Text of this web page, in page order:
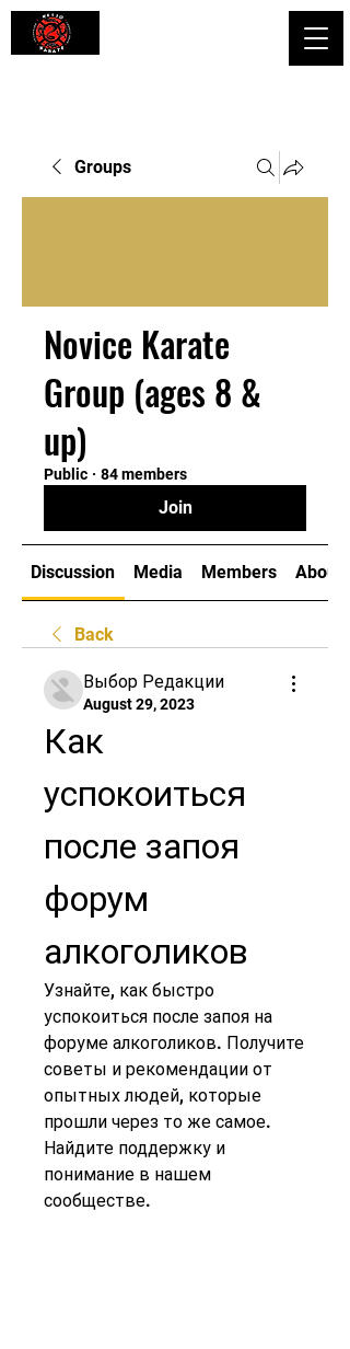
Groups
Novice Karate
Group (ages 8 &
up)
Public · 84 members
Join
Discussion Media Members About
Back
Выбор Редакции
August 29, 2023
Как
успокоиться
после запоя
форум
алкоголиков
Узнайте, как быстро
успокоиться после запоя на
форуме алкоголиков. Получите
советы и рекомендации от
опытных людей, которые
прошли через то же самое.
Найдите поддержку и
понимание в нашем
сообществе.